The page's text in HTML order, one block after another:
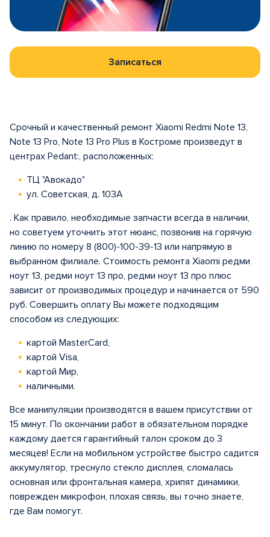
Записаться
Срочный и качественный ремонт Xiaomi Redmi Note 13,
Note 13 Pro, Note 13 Pro Plus в Костроме произведут в
центрах Pedant:, расположенных:
ТЦ "Авокадо"
ул. Советская, д. 103А
. Как правило, необходимые запчасти всегда в наличии,
но советуем уточнить этот нюанс, позвонив на горячую
линию по номеру 8 (800)-100-39-13 или напрямую в
выбранном филиале. Стоимость ремонта Xiaomi редми
ноут 13, редми ноут 13 про, редми ноут 13 про плюс
зависит от производимых процедур и начинается от 590
руб. Совершить оплату Вы можете подходящим
способом из следующих:
картой MasterCard,
картой Visa,
картой Мир,
наличными.
Все манипуляции производятся в вашем присутствии от
15 минут. По окончании работ в обязательном порядке
каждому дается гарантийный талон сроком до 3
месяцев! Если на мобильном устройстве быстро садится
аккумулятор, треснуло стекло дисплея, сломалась
основная или фронтальная камера, хрипят динамики,
поврежден микрофон, плохая связь, вы точно знаете,
где Вам помогут.